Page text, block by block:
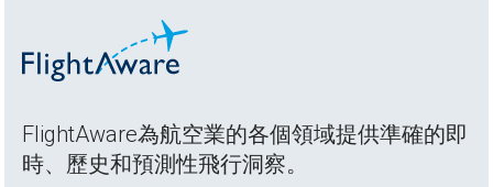
FlightAware為航空業的各個領域提供準確的即
時、歷史和預測性飛行洞察。